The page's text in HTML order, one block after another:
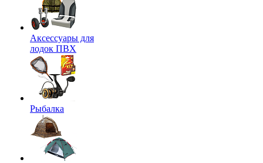
Аксессуары для
лодок ПВХ
Рыбалка